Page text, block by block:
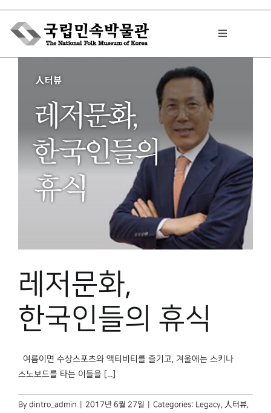
Skip
content
Toggle
박물관에서는
민속이야기
민속 인사이드
박물관 홈페이지
레저문화,
한국인들의 휴식
여름이면 수상스포츠와 액티비티를 즐기고, 겨울에는 스키나
스노보드를 타는 이들을 [...]
By dintro_admin 2017년 6월 27일 Categories: Legacy, 人터뷰,